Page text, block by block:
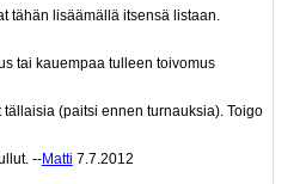
tähän lisäämällä itsensä listaan.
tai kauempaa tulleen toivomus
(paitsi ennen turnauksia). Toigo
--Matti 7.7.2012